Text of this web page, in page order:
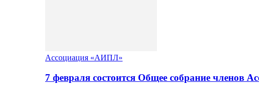
Ассоциация «АИПЛ»
7 февраля состоится Общее собрание членов